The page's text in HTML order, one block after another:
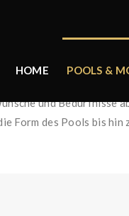
HOME POOLS &
zu bauen, ist eine
und Bedürfnisse
Form des Pools bis